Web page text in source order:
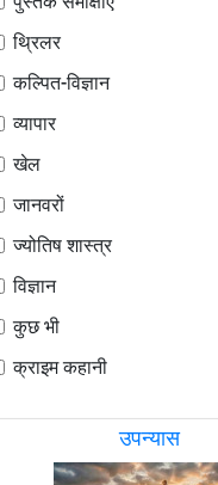
थ्रिलर
कल्पित-विज्ञान
व्यापार
खेल
जानवरों
ज्योतिष शास्त्र
विज्ञान
कुछ भी
क्राइम कहानी
उपन्यास